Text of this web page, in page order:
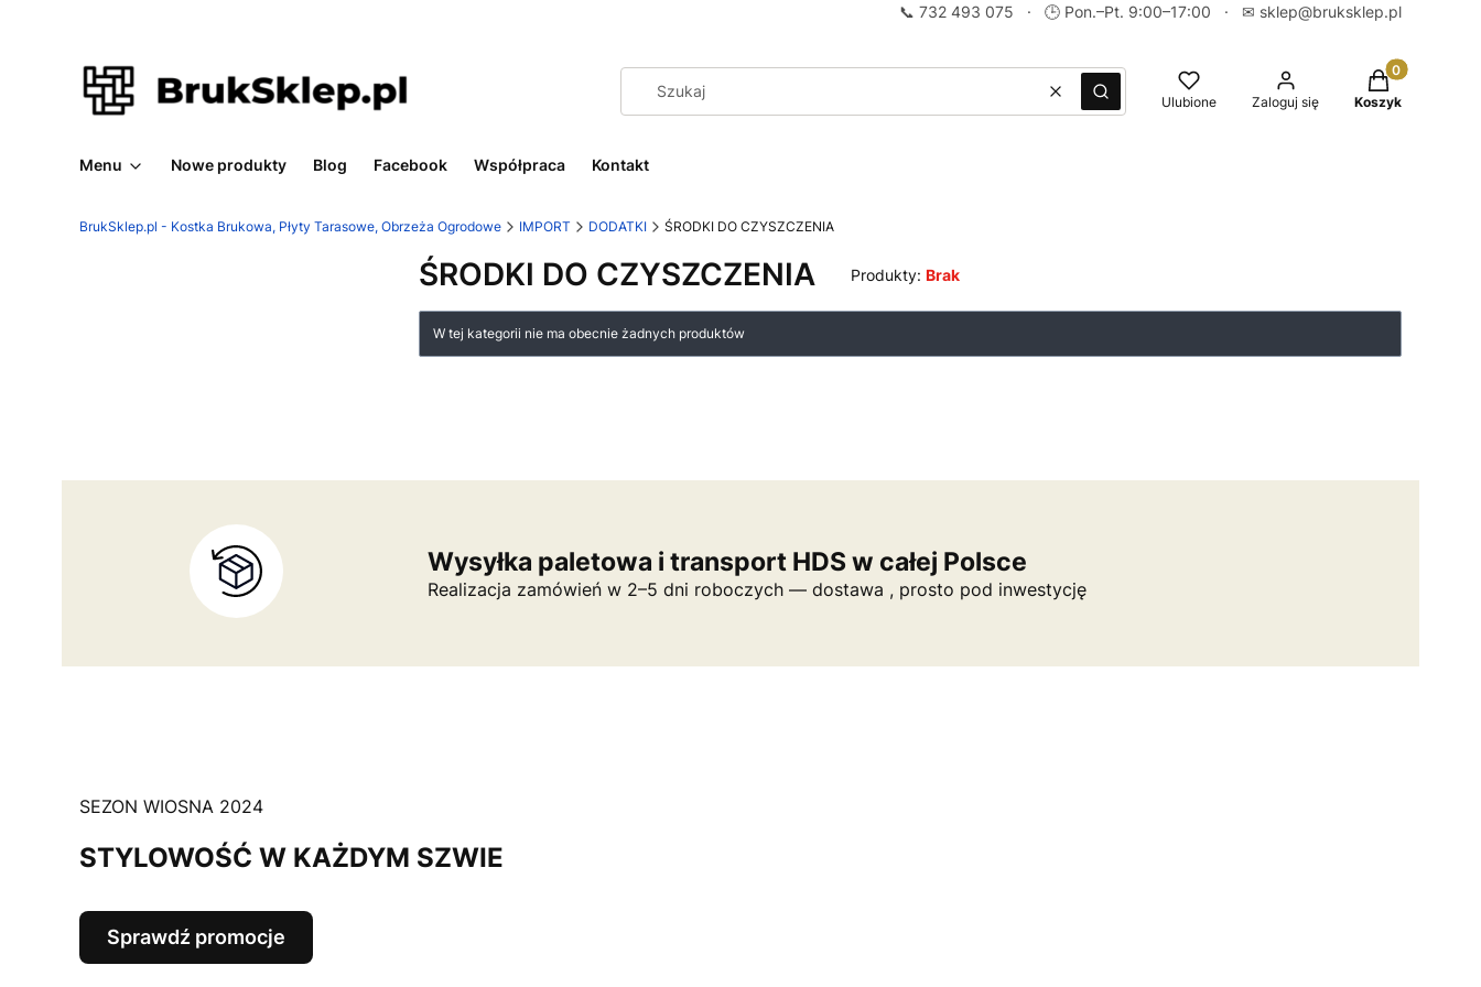
📞 732 493 075 · 🕒 Pon.–Pt. 9:00–17:00 · ✉ sklep@bruksklep.pl
WyczyśćSzukaj Ulubione Zaloguj się
Produkty w
Koszyk
Menu Nowe produkty Blog Facebook Współpraca Kontakt
BrukSklep.pl - Kostka Brukowa, Płyty Tarasowe, Obrzeża Ogrodowe IMPORT DODATKI ŚRODKI DO CZYSZCZENIA
ŚRODKI DO CZYSZCZENIA Produkty: Brak
Lista produktów
W tej kategorii nie ma obecnie żadnych produktów
Wysyłka paletowa i transport HDS w całej Polsce
Realizacja zamówień w 2–5 dni roboczych — dostawa , prosto pod inwestycję
SEZON WIOSNA 2024
STYLOWOŚĆ W KAŻDYM SZWIE
Sprawdź promocje